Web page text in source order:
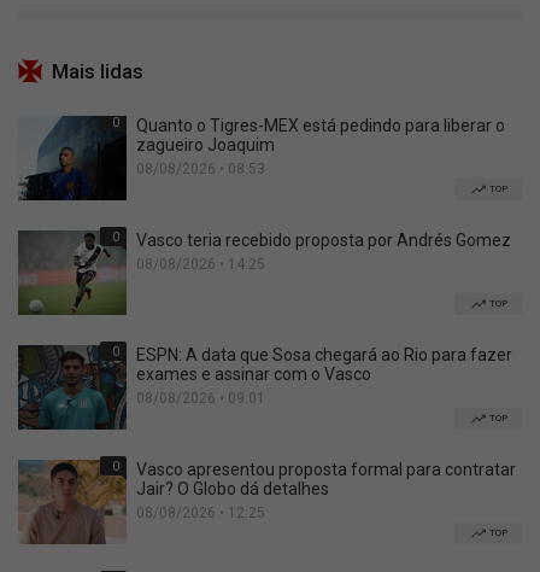
Mais lidas
0
Quanto o Tigres-MEX está pedindo para liberar o
zagueiro Joaquim
08/08/2026 • 08:53
TOP
0 Vasco teria recebido proposta por Andrés Gomez
08/08/2026 • 14:25
TOP
0
ESPN: A data que Sosa chegará ao Rio para fazer
exames e assinar com o Vasco
08/08/2026 • 09:01
TOP
0
Vasco apresentou proposta formal para contratar
Jair? O Globo dá detalhes
08/08/2026 • 12:25
TOP